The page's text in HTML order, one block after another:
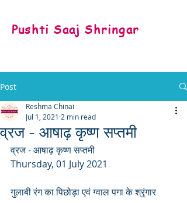
Pushti Saaj Shringar
Post
व्रज - आषाढ़ कृष्ण सप्तमी
Reshma Chinai
Jul 1, 2021 2 min read
व्रज - आषाढ़ कृष्ण सप्तमी
Thursday, 01 July 2021
गुलाबी रंग का पिछोड़ा एवं ग्वाल पगा के श्रृंगार